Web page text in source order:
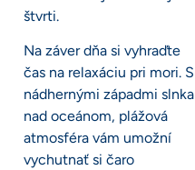
štvrti.
Na záver dňa si vyhraďte
čas na relaxáciu pri mori. S
nádhernými západmi slnka
nad oceánom, plážová
atmosféra vám umožní
vychutnať si čaro